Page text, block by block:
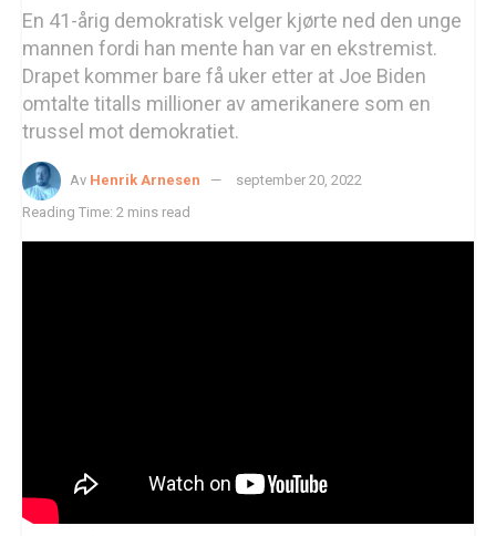
En 41-årig demokratisk velger kjørte ned den unge
mannen fordi han mente han var en ekstremist.
Drapet kommer bare få uker etter at Joe Biden
omtalte titalls millioner av amerikanere som en
trussel mot demokratiet.
Av Henrik Arnesen
september 20, 2022
Reading Time: 2 mins read